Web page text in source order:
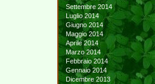
Settembre 2014
Luglio 2014
Giugno 2014
Maggio 2014
Aprile 2014
Marzo 2014
Febbraio 2014
Gennaio 2014
Dicembre 2013